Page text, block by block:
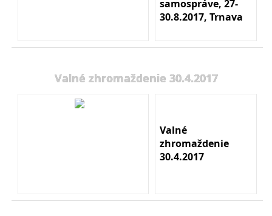
samospráve, 27-
30.8.2017, Trnava
Valné zhromaždenie 30.4.2017
Valné
zhromaždenie
30.4.2017